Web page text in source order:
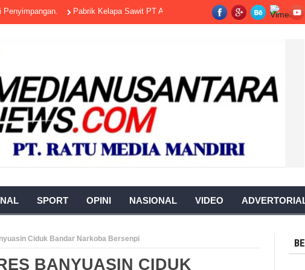
Pabrik Kelapa Sawit PT Aburahmi Terus Jadi Sorotan, DPRD PALI
SPORT OPINI NASIONAL VIDEO
Ciduk Bandar Narkoba Bersenpi
BANYUASIN CIDUK